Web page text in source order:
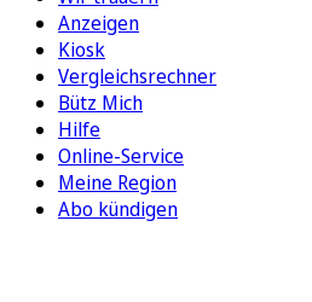
Anzeigen
Kiosk
Vergleichsrechner
Bütz Mich
Hilfe
Online-Service
Meine Region
Abo kündigen